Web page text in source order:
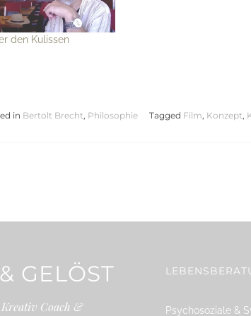
den Kulissen
in Bertolt Brecht Philosophie Tagged Film Konzept
GELÖST
Kreativ Coach & Psychosoziale &